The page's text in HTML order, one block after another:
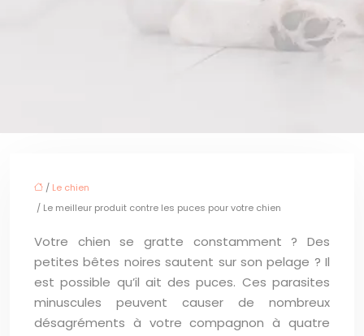
/ Le chien
/ Le meilleur produit contre les puces pour votre chien
Votre chien se gratte constamment ? Des
petites bêtes noires sautent sur son pelage ? Il
est possible qu’il ait des puces. Ces parasites
minuscules peuvent causer de nombreux
désagréments à votre compagnon à quatre